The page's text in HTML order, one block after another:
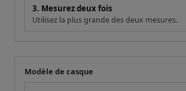
3. Mesurez deux fois
Utilisez la plus grande des deux mesures.
Votre mesure
Modèle de casque